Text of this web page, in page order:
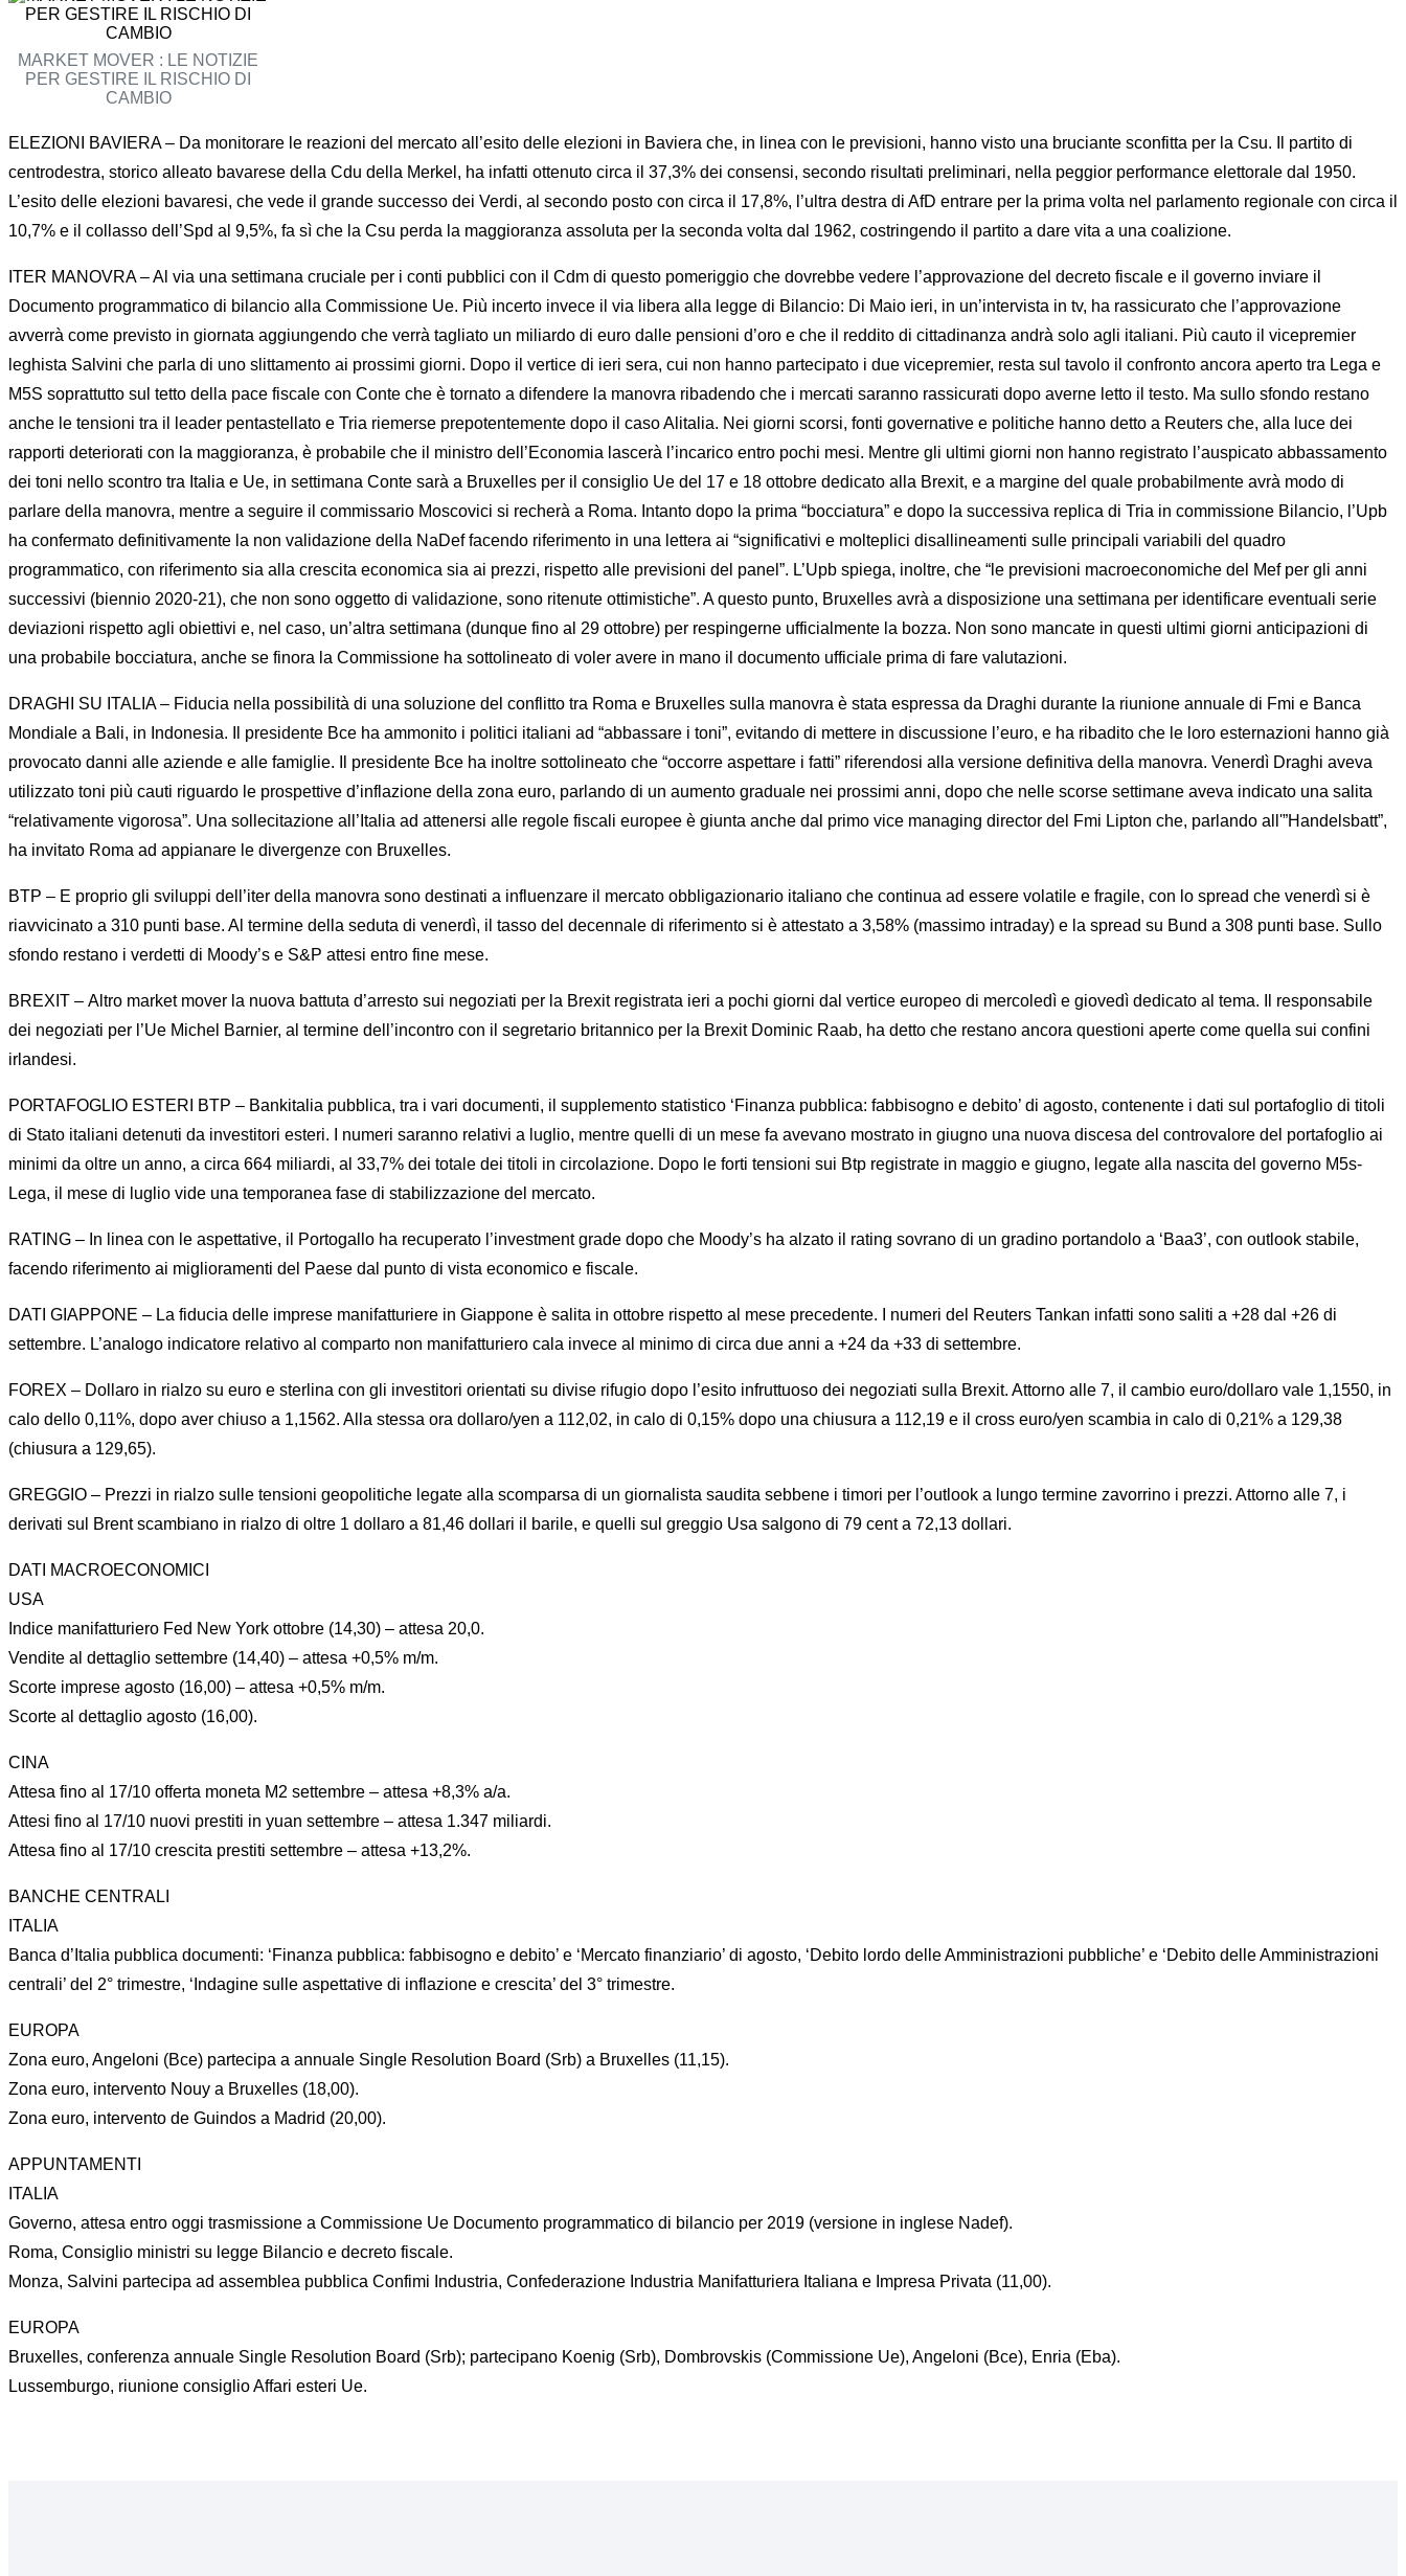
MARKET MOVER : LE NOTIZIE
PER GESTIRE IL RISCHIO DI
CAMBIO
ELEZIONI BAVIERA – Da monitorare le reazioni del mercato all’esito delle elezioni in Baviera che, in linea con le previsioni, hanno visto una bruciante sconfitta per la Csu. Il partito di
centrodestra, storico alleato bavarese della Cdu della Merkel, ha infatti ottenuto circa il 37,3% dei consensi, secondo risultati preliminari, nella peggior performance elettorale dal 1950.
L’esito delle elezioni bavaresi, che vede il grande successo dei Verdi, al secondo posto con circa il 17,8%, l’ultra destra di AfD entrare per la prima volta nel parlamento regionale con circa il
10,7% e il collasso dell’Spd al 9,5%, fa sì che la Csu perda la maggioranza assoluta per la seconda volta dal 1962, costringendo il partito a dare vita a una coalizione.
ITER MANOVRA – Al via una settimana cruciale per i conti pubblici con il Cdm di questo pomeriggio che dovrebbe vedere l’approvazione del decreto fiscale e il governo inviare il
Documento programmatico di bilancio alla Commissione Ue. Più incerto invece il via libera alla legge di Bilancio: Di Maio ieri, in un’intervista in tv, ha rassicurato che l’approvazione
avverrà come previsto in giornata aggiungendo che verrà tagliato un miliardo di euro dalle pensioni d’oro e che il reddito di cittadinanza andrà solo agli italiani. Più cauto il vicepremier
leghista Salvini che parla di uno slittamento ai prossimi giorni. Dopo il vertice di ieri sera, cui non hanno partecipato i due vicepremier, resta sul tavolo il confronto ancora aperto tra Lega e
M5S soprattutto sul tetto della pace fiscale con Conte che è tornato a difendere la manovra ribadendo che i mercati saranno rassicurati dopo averne letto il testo. Ma sullo sfondo restano
anche le tensioni tra il leader pentastellato e Tria riemerse prepotentemente dopo il caso Alitalia. Nei giorni scorsi, fonti governative e politiche hanno detto a Reuters che, alla luce dei
rapporti deteriorati con la maggioranza, è probabile che il ministro dell’Economia lascerà l’incarico entro pochi mesi. Mentre gli ultimi giorni non hanno registrato l’auspicato abbassamento
dei toni nello scontro tra Italia e Ue, in settimana Conte sarà a Bruxelles per il consiglio Ue del 17 e 18 ottobre dedicato alla Brexit, e a margine del quale probabilmente avrà modo di
parlare della manovra, mentre a seguire il commissario Moscovici si recherà a Roma. Intanto dopo la prima “bocciatura” e dopo la successiva replica di Tria in commissione Bilancio, l’Upb
ha confermato definitivamente la non validazione della NaDef facendo riferimento in una lettera ai “significativi e molteplici disallineamenti sulle principali variabili del quadro
programmatico, con riferimento sia alla crescita economica sia ai prezzi, rispetto alle previsioni del panel”. L’Upb spiega, inoltre, che “le previsioni macroeconomiche del Mef per gli anni
successivi (biennio 2020-21), che non sono oggetto di validazione, sono ritenute ottimistiche”. A questo punto, Bruxelles avrà a disposizione una settimana per identificare eventuali serie
deviazioni rispetto agli obiettivi e, nel caso, un’altra settimana (dunque fino al 29 ottobre) per respingerne ufficialmente la bozza. Non sono mancate in questi ultimi giorni anticipazioni di
una probabile bocciatura, anche se finora la Commissione ha sottolineato di voler avere in mano il documento ufficiale prima di fare valutazioni.
DRAGHI SU ITALIA – Fiducia nella possibilità di una soluzione del conflitto tra Roma e Bruxelles sulla manovra è stata espressa da Draghi durante la riunione annuale di Fmi e Banca
Mondiale a Bali, in Indonesia. Il presidente Bce ha ammonito i politici italiani ad “abbassare i toni”, evitando di mettere in discussione l’euro, e ha ribadito che le loro esternazioni hanno già
provocato danni alle aziende e alle famiglie. Il presidente Bce ha inoltre sottolineato che “occorre aspettare i fatti” riferendosi alla versione definitiva della manovra. Venerdì Draghi aveva
utilizzato toni più cauti riguardo le prospettive d’inflazione della zona euro, parlando di un aumento graduale nei prossimi anni, dopo che nelle scorse settimane aveva indicato una salita
“relativamente vigorosa”. Una sollecitazione all’Italia ad attenersi alle regole fiscali europee è giunta anche dal primo vice managing director del Fmi Lipton che, parlando all'”Handelsbatt”,
ha invitato Roma ad appianare le divergenze con Bruxelles.
BTP – E proprio gli sviluppi dell’iter della manovra sono destinati a influenzare il mercato obbligazionario italiano che continua ad essere volatile e fragile, con lo spread che venerdì si è
riavvicinato a 310 punti base. Al termine della seduta di venerdì, il tasso del decennale di riferimento si è attestato a 3,58% (massimo intraday) e la spread su Bund a 308 punti base. Sullo
sfondo restano i verdetti di Moody’s e S&P attesi entro fine mese.
BREXIT – Altro market mover la nuova battuta d’arresto sui negoziati per la Brexit registrata ieri a pochi giorni dal vertice europeo di mercoledì e giovedì dedicato al tema. Il responsabile
dei negoziati per l’Ue Michel Barnier, al termine dell’incontro con il segretario britannico per la Brexit Dominic Raab, ha detto che restano ancora questioni aperte come quella sui confini
irlandesi.
PORTAFOGLIO ESTERI BTP – Bankitalia pubblica, tra i vari documenti, il supplemento statistico ‘Finanza pubblica: fabbisogno e debito’ di agosto, contenente i dati sul portafoglio di titoli
di Stato italiani detenuti da investitori esteri. I numeri saranno relativi a luglio, mentre quelli di un mese fa avevano mostrato in giugno una nuova discesa del controvalore del portafoglio ai
minimi da oltre un anno, a circa 664 miliardi, al 33,7% dei totale dei titoli in circolazione. Dopo le forti tensioni sui Btp registrate in maggio e giugno, legate alla nascita del governo M5s-
Lega, il mese di luglio vide una temporanea fase di stabilizzazione del mercato.
RATING – In linea con le aspettative, il Portogallo ha recuperato l’investment grade dopo che Moody’s ha alzato il rating sovrano di un gradino portandolo a ‘Baa3’, con outlook stabile,
facendo riferimento ai miglioramenti del Paese dal punto di vista economico e fiscale.
DATI GIAPPONE – La fiducia delle imprese manifatturiere in Giappone è salita in ottobre rispetto al mese precedente. I numeri del Reuters Tankan infatti sono saliti a +28 dal +26 di
settembre. L’analogo indicatore relativo al comparto non manifatturiero cala invece al minimo di circa due anni a +24 da +33 di settembre.
FOREX – Dollaro in rialzo su euro e sterlina con gli investitori orientati su divise rifugio dopo l’esito infruttuoso dei negoziati sulla Brexit. Attorno alle 7, il cambio euro/dollaro vale 1,1550, in
calo dello 0,11%, dopo aver chiuso a 1,1562. Alla stessa ora dollaro/yen a 112,02, in calo di 0,15% dopo una chiusura a 112,19 e il cross euro/yen scambia in calo di 0,21% a 129,38
(chiusura a 129,65).
GREGGIO – Prezzi in rialzo sulle tensioni geopolitiche legate alla scomparsa di un giornalista saudita sebbene i timori per l’outlook a lungo termine zavorrino i prezzi. Attorno alle 7, i
derivati sul Brent scambiano in rialzo di oltre 1 dollaro a 81,46 dollari il barile, e quelli sul greggio Usa salgono di 79 cent a 72,13 dollari.
DATI MACROECONOMICI
USA
Indice manifatturiero Fed New York ottobre (14,30) – attesa 20,0.
Vendite al dettaglio settembre (14,40) – attesa +0,5% m/m.
Scorte imprese agosto (16,00) – attesa +0,5% m/m.
Scorte al dettaglio agosto (16,00).
CINA
Attesa fino al 17/10 offerta moneta M2 settembre – attesa +8,3% a/a.
Attesi fino al 17/10 nuovi prestiti in yuan settembre – attesa 1.347 miliardi.
Attesa fino al 17/10 crescita prestiti settembre – attesa +13,2%.
BANCHE CENTRALI
ITALIA
Banca d’Italia pubblica documenti: ‘Finanza pubblica: fabbisogno e debito’ e ‘Mercato finanziario’ di agosto, ‘Debito lordo delle Amministrazioni pubbliche’ e ‘Debito delle Amministrazioni
centrali’ del 2° trimestre, ‘Indagine sulle aspettative di inflazione e crescita’ del 3° trimestre.
EUROPA
Zona euro, Angeloni (Bce) partecipa a annuale Single Resolution Board (Srb) a Bruxelles (11,15).
Zona euro, intervento Nouy a Bruxelles (18,00).
Zona euro, intervento de Guindos a Madrid (20,00).
APPUNTAMENTI
ITALIA
Governo, attesa entro oggi trasmissione a Commissione Ue Documento programmatico di bilancio per 2019 (versione in inglese Nadef).
Roma, Consiglio ministri su legge Bilancio e decreto fiscale.
Monza, Salvini partecipa ad assemblea pubblica Confimi Industria, Confederazione Industria Manifatturiera Italiana e Impresa Privata (11,00).
EUROPA
Bruxelles, conferenza annuale Single Resolution Board (Srb); partecipano Koenig (Srb), Dombrovskis (Commissione Ue), Angeloni (Bce), Enria (Eba).
Lussemburgo, riunione consiglio Affari esteri Ue.